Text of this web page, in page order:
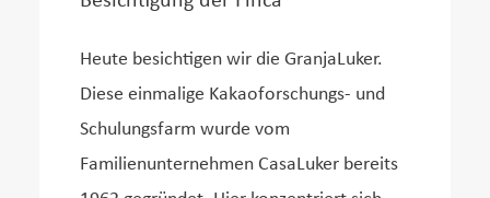
Heute besichtigen wir die GranjaLuker.
Diese einmalige Kakaoforschungs- und
Schulungsfarm wurde vom
Familienunternehmen CasaLuker bereits